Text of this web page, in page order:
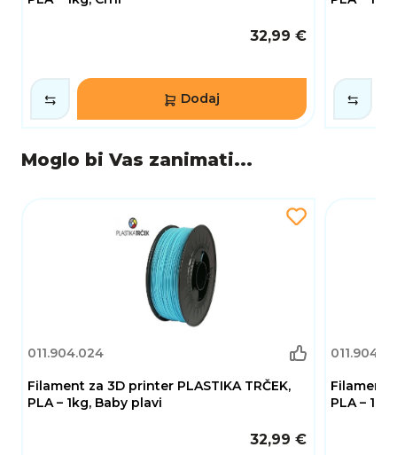
32,99 €
Dodaj
Moglo bi Vas zanimati...
011.904.024
Filament za 3D printer PLASTIKA TRČEK,
PLA – 1kg, Baby plavi
32,99 €
Filament
PLA –